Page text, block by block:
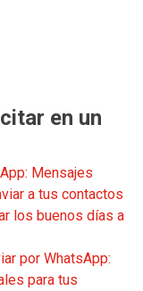
en un
Mensajes
a tus contactos
los buenos días a
por WhatsApp:
para tus